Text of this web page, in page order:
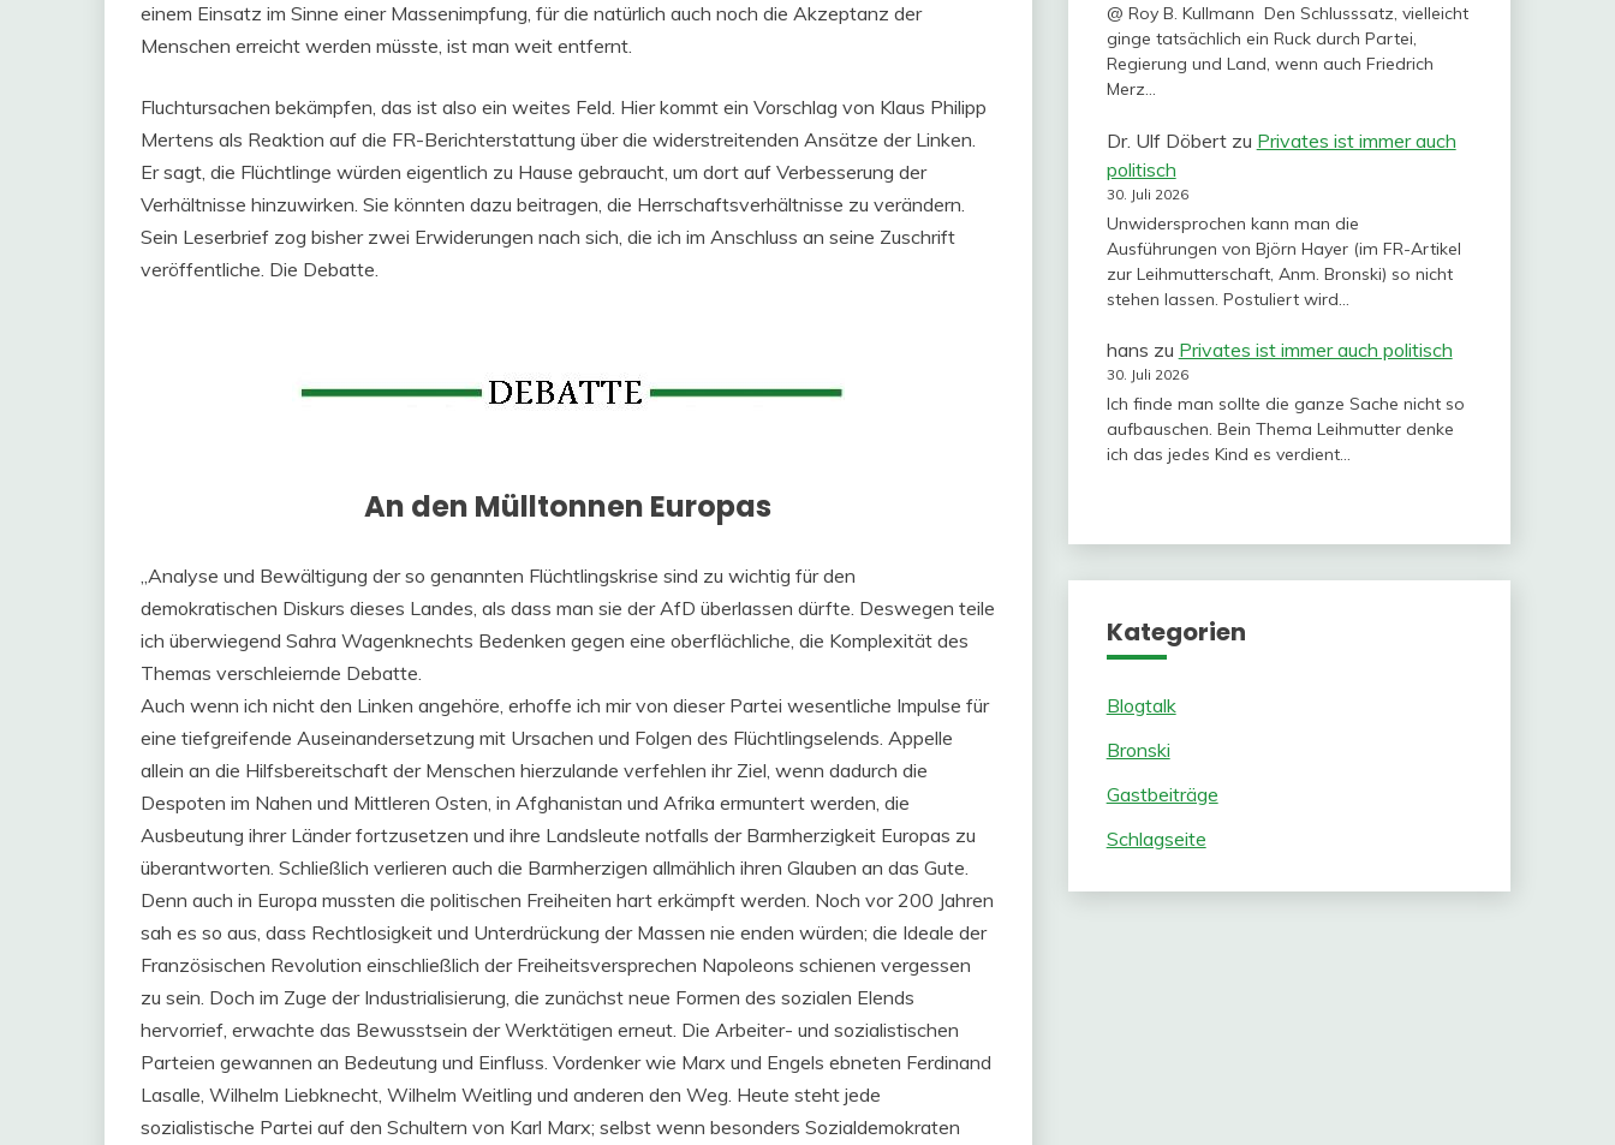
einem Einsatz im Sinne einer Massenimpfung, für die natürlich auch noch die Akzeptanz der
Menschen erreicht werden müsste, ist man weit entfernt.
Fluchtursachen bekämpfen, das ist also ein weites Feld. Hier kommt ein Vorschlag von Klaus Philipp
Mertens als Reaktion auf die FR-Berichterstattung über die widerstreitenden Ansätze der Linken.
Er sagt, die Flüchtlinge würden eigentlich zu Hause gebraucht, um dort auf Verbesserung der
Verhältnisse hinzuwirken. Sie könnten dazu beitragen, die Herrschaftsverhältnisse zu verändern.
Sein Leserbrief zog bisher zwei Erwiderungen nach sich, die ich im Anschluss an seine Zuschrift
veröffentliche. Die Debatte.
An den Mülltonnen Europas
„Analyse und Bewältigung der so genannten Flüchtlingskrise sind zu wichtig für den
demokratischen Diskurs dieses Landes, als dass man sie der AfD überlassen dürfte. Deswegen teile
ich überwiegend Sahra Wagenknechts Bedenken gegen eine oberflächliche, die Komplexität des
Themas verschleiernde Debatte.
Auch wenn ich nicht den Linken angehöre, erhoffe ich mir von dieser Partei wesentliche Impulse für
eine tiefgreifende Auseinandersetzung mit Ursachen und Folgen des Flüchtlingselends. Appelle
allein an die Hilfsbereitschaft der Menschen hierzulande verfehlen ihr Ziel, wenn dadurch die
Despoten im Nahen und Mittleren Osten, in Afghanistan und Afrika ermuntert werden, die
Ausbeutung ihrer Länder fortzusetzen und ihre Landsleute notfalls der Barmherzigkeit Europas zu
überantworten. Schließlich verlieren auch die Barmherzigen allmählich ihren Glauben an das Gute.
Denn auch in Europa mussten die politischen Freiheiten hart erkämpft werden. Noch vor 200 Jahren
sah es so aus, dass Rechtlosigkeit und Unterdrückung der Massen nie enden würden; die Ideale der
Französischen Revolution einschließlich der Freiheitsversprechen Napoleons schienen vergessen
zu sein. Doch im Zuge der Industrialisierung, die zunächst neue Formen des sozialen Elends
hervorrief, erwachte das Bewusstsein der Werktätigen erneut. Die Arbeiter- und sozialistischen
Parteien gewannen an Bedeutung und Einfluss. Vordenker wie Marx und Engels ebneten Ferdinand
Lasalle, Wilhelm Liebknecht, Wilhelm Weitling und anderen den Weg. Heute steht jede
sozialistische Partei auf den Schultern von Karl Marx; selbst wenn besonders Sozialdemokraten
@ Roy B. Kullmann Den Schlusssatz, vielleicht
ginge tatsächlich ein Ruck durch Partei,
Regierung und Land, wenn auch Friedrich
Merz…
Dr. Ulf Döbertzu Privates ist immer auch
politisch
30. Juli 2026
Unwidersprochen kann man die
Ausführungen von Björn Hayer (im FR-Artikel
zur Leihmutterschaft, Anm. Bronski) so nicht
stehen lassen. Postuliert wird…
hans zu Privates ist immer auch politisch
30. Juli 2026
Ich finde man sollte die ganze Sache nicht so
aufbauschen. Bein Thema Leihmutter denke
ich das jedes Kind es verdient…
Kategorien
Blogtalk
Bronski
Gastbeiträge
Schlagseite